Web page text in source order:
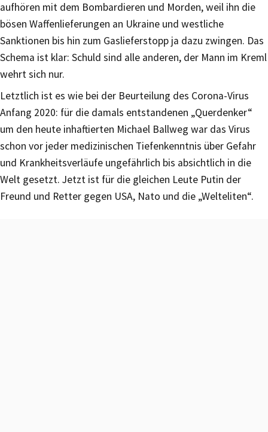
aufhören mit dem Bombardieren und Morden, weil ihn die
bösen Waffenlieferungen an Ukraine und westliche
Sanktionen bis hin zum Gaslieferstopp ja dazu zwingen. Das
Schema ist klar: Schuld sind alle anderen, der Mann im Kreml
wehrt sich nur.
Letztlich ist es wie bei der Beurteilung des Corona-Virus
Anfang 2020: für die damals entstandenen „Querdenker“
um den heute inhaftierten Michael Ballweg war das Virus
schon vor jeder medizinischen Tiefenkenntnis über Gefahr
und Krankheitsverläufe ungefährlich bis absichtlich in die
Welt gesetzt. Jetzt ist für die gleichen Leute Putin der
Freund und Retter gegen USA, Nato und die „Welteliten“.